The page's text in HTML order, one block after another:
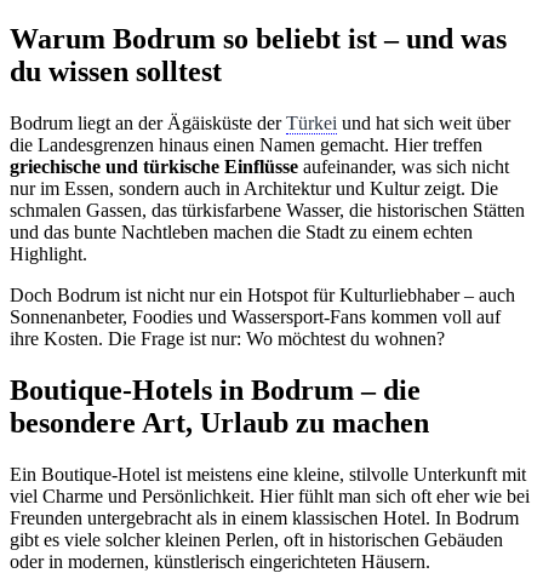
Warum Bodrum so beliebt ist – und was
du wissen solltest
Bodrum liegt an der Ägäisküste derTürkei und hat sich weit über
die Landesgrenzen hinaus einen Namen gemacht. Hier treffen
griechische und türkische Einflüsse aufeinander, was sich nicht
nur im Essen, sondern auch in Architektur und Kultur zeigt. Die
schmalen Gassen, das türkisfarbene Wasser, die historischen Stätten
und das bunte Nachtleben machen die Stadt zu einem echten
Highlight.
Doch Bodrum ist nicht nur ein Hotspot für Kulturliebhaber – auch
Sonnenanbeter, Foodies und Wassersport-Fans kommen voll auf
ihre Kosten. Die Frage ist nur: Wo möchtest du wohnen?
Boutique-Hotels in Bodrum – die
besondere Art, Urlaub zu machen
Ein Boutique-Hotel ist meistens eine kleine, stilvolle Unterkunft mit
viel Charme und Persönlichkeit. Hier fühlt man sich oft eher wie bei
Freunden untergebracht als in einem klassischen Hotel. In Bodrum
gibt es viele solcher kleinen Perlen, oft in historischen Gebäuden
oder in modernen, künstlerisch eingerichteten Häusern.